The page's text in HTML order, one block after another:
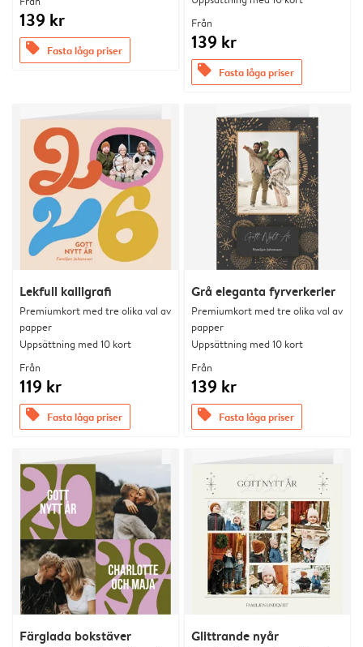
139 kr
offers Fasta låga priser
Från
139 kr
offers Fasta låga priser
Lekfull kalligrafi
Premiumkort med tre olika val av
papper
Uppsättning med 10 kort
Från
119 kr
offers Fasta låga priser
Grå eleganta fyrverkerier
Premiumkort med tre olika val av
papper
Uppsättning med 10 kort
Från
139 kr
offers Fasta låga priser
Färglada bokstäver Glittrande nyår